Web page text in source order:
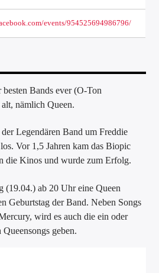
events/954525694986796/
Bands ever (O-Ton
nämlich Queen.
Legendären Band um Freddie
Vor 1,5 Jahren kam das Biopic
die Kinos und wurde zum Erfolg.
(19.04.) ab 20 Uhr eine Queen
Geburtstag der Band. Neben Songs
wird es auch die ein oder
geben.